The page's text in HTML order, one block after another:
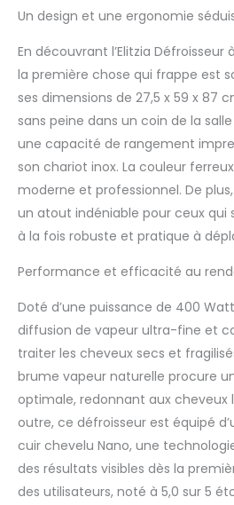
de
dans le
s'agit
vapeur
pour
multi-
peut
notre
et
et un
Un design et une ergonomie
En découvrant l’Elitzia
la première chose qui frappe est
ses dimensions de 27,5 x 59 x 87
sans peine dans un coin de la
une capacité de rangement
son chariot inox. La couleur
moderne et professionnel. De
un atout indéniable pour ceux qui
à la fois robuste et pratique à
Performance et efficacité au
Doté d’une puissance de 400
diffusion de vapeur ultra-fine et
traiter les cheveux secs et
brume vapeur naturelle procure
optimale, redonnant aux cheveux
outre, ce défroisseur est équipé
cuir chevelu Nano, une
des résultats visibles dès la
des utilisateurs, noté à 5,0 sur 5